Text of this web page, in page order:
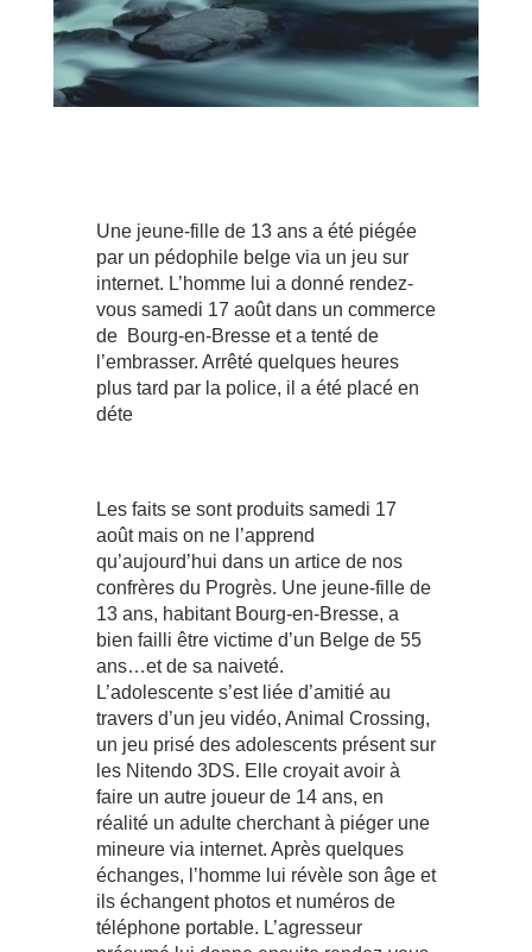
Une jeune-fille de 13 ans a été piégée
par un pédophile belge via un jeu sur
internet. L’homme lui a donné rendez-
vous samedi 17 août dans un commerce
de Bourg-en-Bresse et a tenté de
l’embrasser. Arrêté quelques heures
plus tard par la police, il a été placé en
déte
Les faits se sont produits samedi 17
août mais on ne l’apprend
qu’aujourd’hui dans un artice de nos
confrères du Progrès. Une jeune-fille de
13 ans, habitant Bourg-en-Bresse, a
bien failli être victime d’un Belge de 55
ans…et de sa naiveté.
L’adolescente s’est liée d’amitié au
travers d’un jeu vidéo, Animal Crossing,
un jeu prisé des adolescents présent sur
les Nitendo 3DS. Elle croyait avoir à
faire un autre joueur de 14 ans, en
réalité un adulte cherchant à piéger une
mineure via internet. Après quelques
échanges, l’homme lui révèle son âge et
ils échangent photos et numéros de
téléphone portable. L’agresseur